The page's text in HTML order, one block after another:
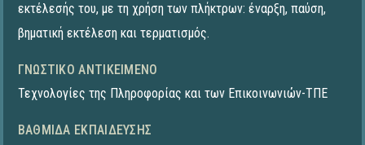
εκτέλεσής του, με τη χρήση των πλήκτρων: έναρξη, παύση,
βηματική εκτέλεση και τερματισμός.
ΓΝΩΣΤΙΚΌ ΑΝΤΙΚΕΊΜΕΝΟ
Τεχνολογίες της Πληροφορίας και των Επικοινωνιών-ΤΠΕ
ΒΑΘΜΊΔΑ ΕΚΠΑΊΔΕΥΣΗΣ